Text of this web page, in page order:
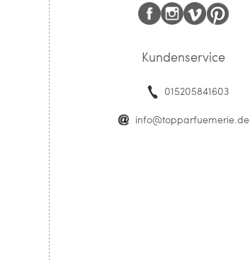
Kundenservice
015205841603
info@topparfuemerie.de